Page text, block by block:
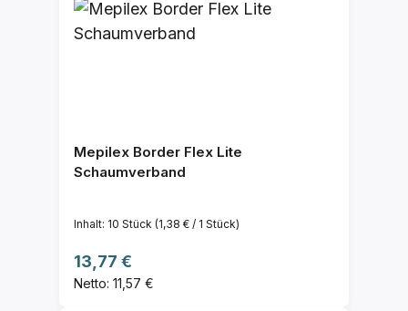
Mepilex Border Flex Lite
Schaumverband
Inhalt: 10 Stück (1,38 € / 1 Stück)
Regulärer Preis:
13,77 €
Netto: 11,57 €